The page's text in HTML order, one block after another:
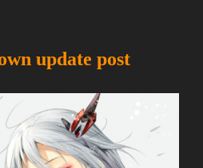
update post